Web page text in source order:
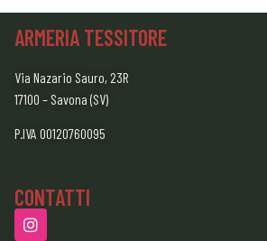
ARMERIA TESSITORE
Via Nazario Sauro, 23R
17100 – Savona (SV)
P.IVA 00120760095
CONTATTI